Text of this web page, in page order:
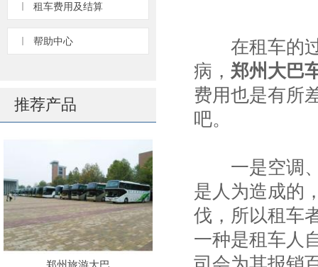
租车费用及结算
帮助中心
推荐产品
郑州旅游大巴
在租车的过
病， 郑州大巴
费用也是有所
吧。
一是空调、
是人为造成的
伐，所以租车
一种是租车人